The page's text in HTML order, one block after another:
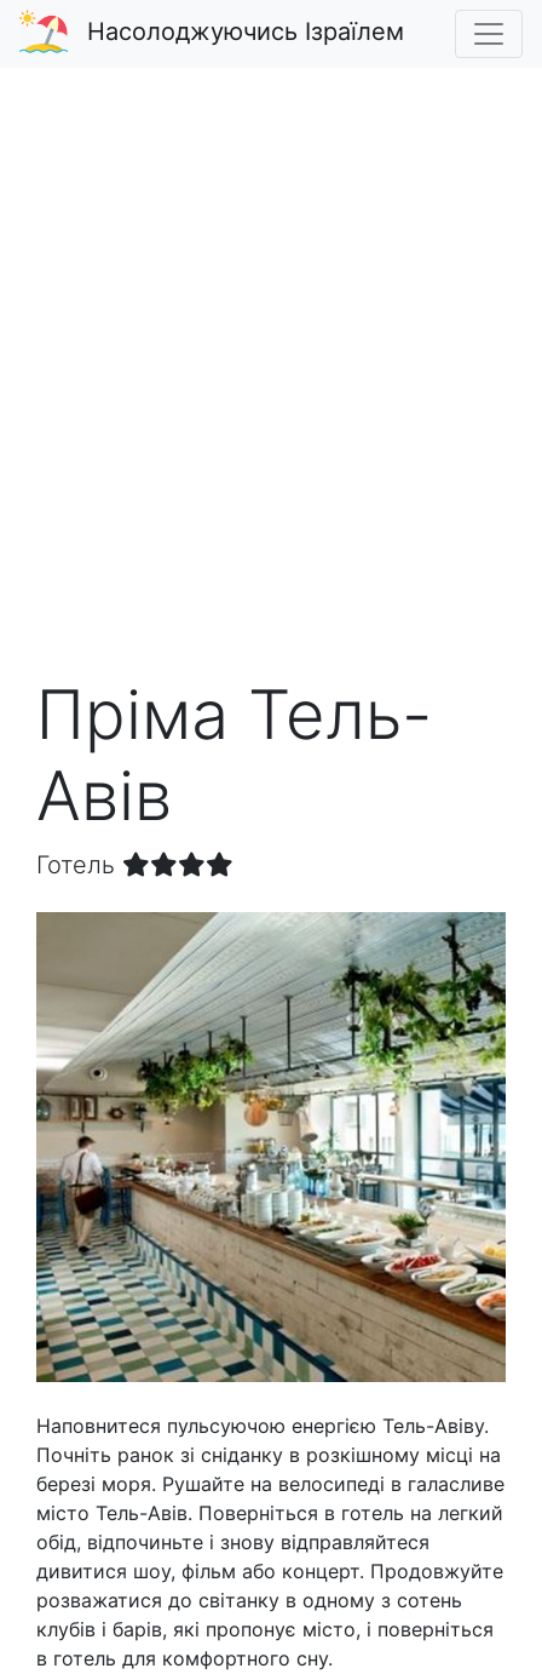
Насолоджуючись Ізраїлем
Прiма Тель-
Авiв
Готель
Наповнитеся пульсуючою енергією Тель-Авіву.
Почніть ранок зі сніданку в розкішному місці на
березі моря. Рушайте на велосипеді в галасливе
місто Тель-Авів. Поверніться в готель на легкий
обід, відпочиньте і знову відправляйтеся
дивитися шоу, фільм або концерт. Продовжуйте
розважатися до світанку в одному з сотень
клубів і барів, які пропонує місто, і поверніться
в готель для комфортного сну.